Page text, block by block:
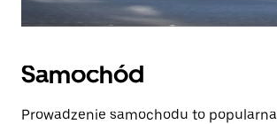
Samochód
Prowadzenie samochodu to